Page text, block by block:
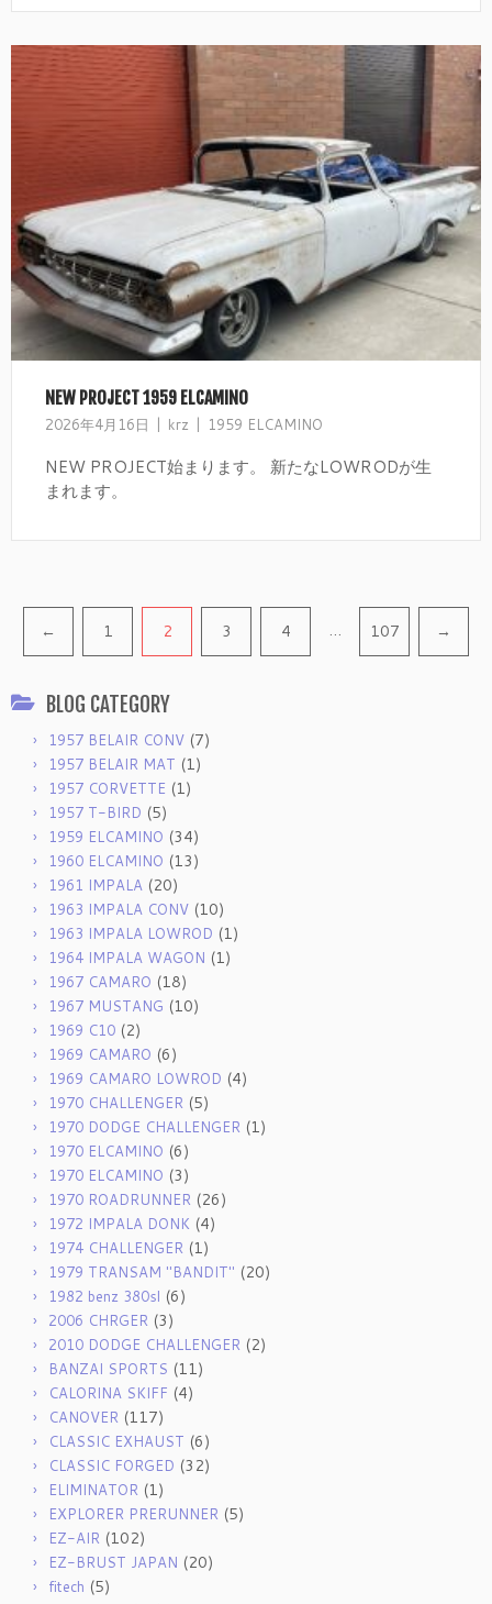
NEW PROJECT 1959 ELCAMINO
2026年4月16日 krz 1959 ELCAMINO
NEW PROJECT始まります。 新たなLOWRODが生
まれます。
Pagination
← 1 2 3 4 … 107 →
BLOG CATEGORY
1957 BELAIR CONV (7)
1957 BELAIR MAT (1)
1957 CORVETTE (1)
1957 T-BIRD (5)
1959 ELCAMINO (34)
1960 ELCAMINO (13)
1961 IMPALA (20)
1963 IMPALA CONV (10)
1963 IMPALA LOWROD (1)
1964 IMPALA WAGON (1)
1967 CAMARO (18)
1967 MUSTANG (10)
1969 C10 (2)
1969 CAMARO (6)
1969 CAMARO LOWROD (4)
1970 CHALLENGER (5)
1970 DODGE CHALLENGER (1)
1970 ELCAMINO (6)
1970 ELCAMINO (3)
1970 ROADRUNNER (26)
1972 IMPALA DONK (4)
1974 CHALLENGER (1)
1979 TRANSAM "BANDIT" (20)
1982 benz 380sl (6)
2006 CHRGER (3)
2010 DODGE CHALLENGER (2)
BANZAI SPORTS (11)
CALORINA SKIFF (4)
CANOVER (117)
CLASSIC EXHAUST (6)
CLASSIC FORGED (32)
ELIMINATOR (1)
EXPLORER PRERUNNER (5)
EZ-AIR (102)
EZ-BRUST JAPAN (20)
fitech (5)